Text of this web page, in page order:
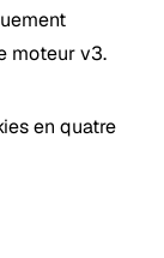
moteur v3.
en quatre